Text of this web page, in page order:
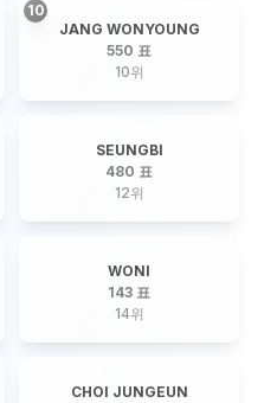
10
JANG WONYOUNG
550 표
10위
SEUNGBI
480 표
12위
WONI
143 표
14위
CHOI JUNGEUN